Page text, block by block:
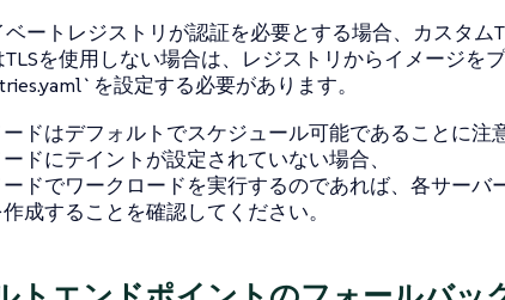
ベートレジストリが認証を必要とする場合、カスタム
TLSを使用しない場合は、レジストリからイメージを
を設定する必要があります。
ドはデフォルトでスケジュール可能であることに注
ドにテイントが設定されていない場合、
ドでワークロードを実行するのであれば、各サーバ
成することを確認してください。